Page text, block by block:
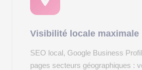
Visibilité locale maximale
SEO local, Google Business
pages secteurs géographiques :